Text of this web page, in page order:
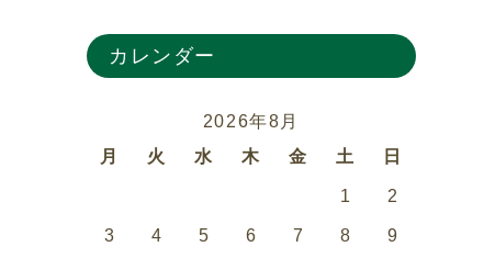
カレンダー
2026年8月
月
火 水 木 金 土 日
1 2
3 4 5 6 7 8 9